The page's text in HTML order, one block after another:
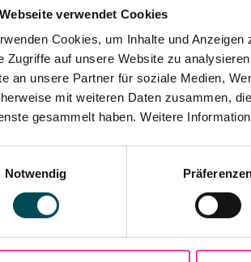
verwendet Cookies
Cookies, um Inhalte und
Zugriffe auf unsere Website zu
an unsere Partner für soziale Medien,
mit weiteren Daten zusammen,
gesammelt haben. Weitere
Notwendig